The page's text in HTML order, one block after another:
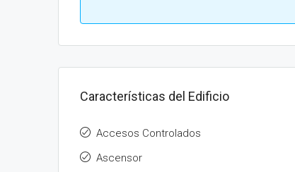
Características del Edificio
Accesos Controlados
Ascensor